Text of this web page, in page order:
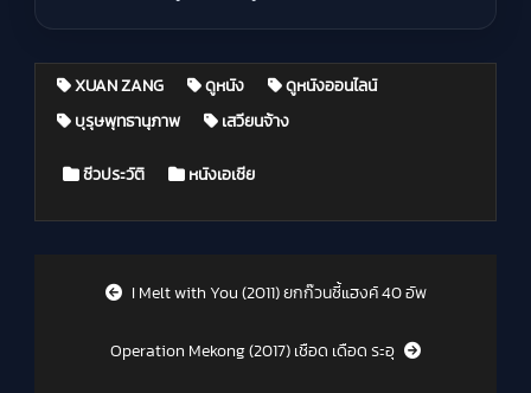
XUAN ZANG ดูหนัง ดูหนังออนไลน์
บุรุษพุทธานุภาพ เสวียนจ้าง
Posted in
ชีวประวัติ หนังเอเชีย
Post navigationI Melt with You (2011) ยกก๊วนซี้แฮงค์ 40 อัพ
Operation Mekong (2017) เชือด เดือด ระอุ